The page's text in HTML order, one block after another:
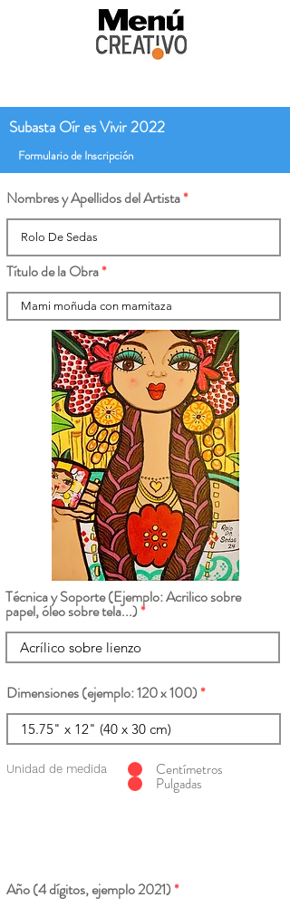
Subasta Oír es Vivir 2022
Formulario de Inscripción
Nombres y Apellidos del Artista
Título de la Obra
Técnica y Soporte (Ejemplo: Acrilico sobre
papel, óleo sobre tela...)
Dimensiones (ejemplo: 120 x 100)
Unidad de medida Centímetros
Pulgadas
Año (4 dígitos, ejemplo 2021)